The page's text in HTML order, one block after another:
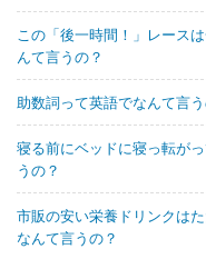
この「後一時間！」レース
んて言うの？
助数詞って英語でなんて言う
寝る前にベッドに寝っ転が
うの？
市販の安い栄養ドリンクは
なんて言うの？